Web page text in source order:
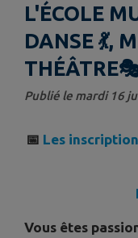
L'ÉCOLE
DANSE 💃,
Publié le mardi 16
📅 Les
Vous êtes